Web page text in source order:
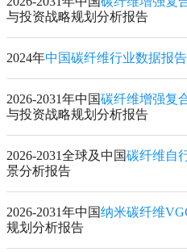
与投资战略规划分析报告
2024年中国碳纤维行业数据报告
2026-2031年中国碳纤维增强复
与投资战略规划分析报告
2026-2031全球及中国碳纤维自
景分析报告
2026-2031年中国纳米碳纤维
规划分析报告